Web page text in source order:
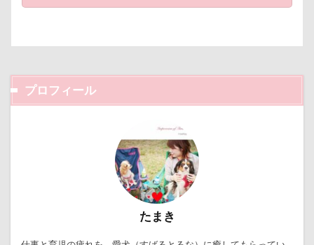
プロフィール
たまき